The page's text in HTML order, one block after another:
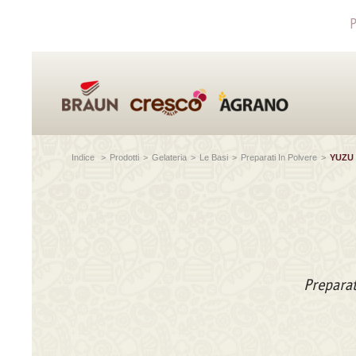
Indice > Prodotti > Gelateria > Le Basi > Preparati In Polvere > YUZU